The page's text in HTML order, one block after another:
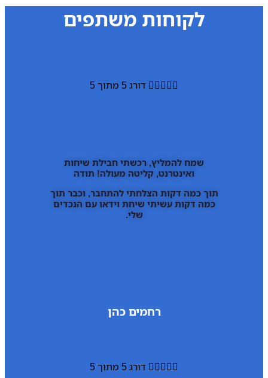
לקוחות משתפים
 דורג 5 מתוך 5
שמח להמליץ, רכשתי חבילת שיחות
ואינטרנט, קליטה מעולה! תודה
תוך כמה דקות הצלחתי להתחבר, וכבר תוך
כמה דקות עשיתי שיחת וידאו עם הנכדים
שלי.
רחמים כהן
 דורג 5 מתוך 5